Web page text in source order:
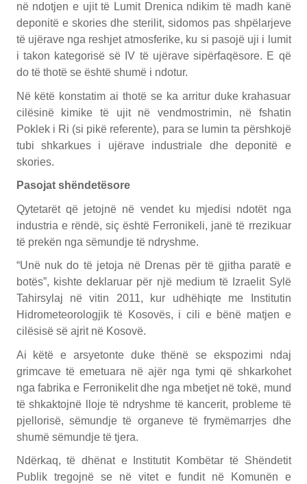
në ndotjen e ujit të Lumit Drenica ndikim të madh kanë
deponitë e skories dhe sterilit, sidomos pas shpëlarjeve
të ujërave nga reshjet atmosferike, ku si pasojë uji i lumit
i takon kategorisë së IV të ujërave sipërfaqësore. E që
do të thotë se është shumë i ndotur.
Në këtë konstatim ai thotë se ka arritur duke krahasuar
cilësinë kimike të ujit në vendmostrimin, në fshatin
Poklek i Ri (si pikë referente), para se lumin ta përshkojë
tubi shkarkues i ujërave industriale dhe deponitë e
skories.
Pasojat shëndetësore
Qytetarët që jetojnë në vendet ku mjedisi ndotët nga
industria e rëndë, siç është Ferronikeli, janë të rrezikuar
të prekën nga sëmundje të ndryshme.
“Unë nuk do të jetoja në Drenas për të gjitha paratë e
botës”, kishte deklaruar për një medium të Izraelit Sylë
Tahirsylaj në vitin 2011, kur udhëhiqte me Institutin
Hidrometeorologjik të Kosovës, i cili e bënë matjen e
cilësisë së ajrit në Kosovë.
Ai këtë e arsyetonte duke thënë se ekspozimi ndaj
grimcave të emetuara në ajër nga tymi që shkarkohet
nga fabrika e Ferronikelit dhe nga mbetjet në tokë, mund
të shkaktojnë lloje të ndryshme të kancerit, probleme të
pjellorisë, sëmundje të organeve të frymëmarrjes dhe
shumë sëmundje të tjera.
Ndërkaq, të dhënat e Institutit Kombëtar të Shëndetit
Publik tregojnë se në vitet e fundit në Komunën e